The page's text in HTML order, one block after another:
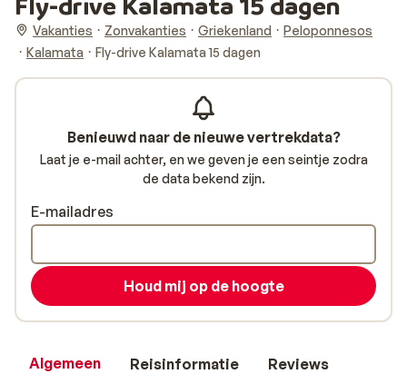
Vakanties Zonvakanties Griekenland
Peloponnesos
Kalamata
Fly-drive Kalamata 15 dagen
Algemeen Reisinformatie Reviews
Benieuwd naar de nieuwe vertrekdata?
Laat je e-mail achter, en we geven je een seintje zodra
de data bekend zijn.
E-mailadres
Houd mij op de hoogte